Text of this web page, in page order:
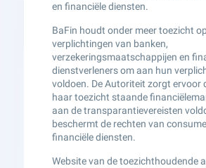
en financiële diensten.
BaFin houdt onder meer toezicht
verplichtingen van banken,
verzekeringsmaatschappijen en
dienstverleners om aan hun
voldoen. De Autoriteit zorgt ervoor
haar toezicht staande
aan de transparantievereisten
beschermt de rechten van
financiële diensten.
Website van de toezichthoudende